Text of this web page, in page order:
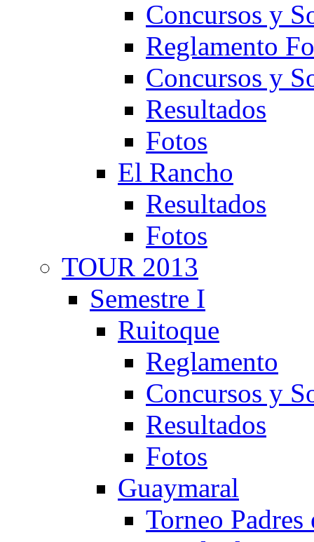
Concursos y
Reglamento
Concursos y
Resultados
Fotos
El Rancho
Resultados
Fotos
TOUR 2013
Semestre I
Ruitoque
Reglamento
Concursos y
Resultados
Fotos
Guaymaral
Torneo